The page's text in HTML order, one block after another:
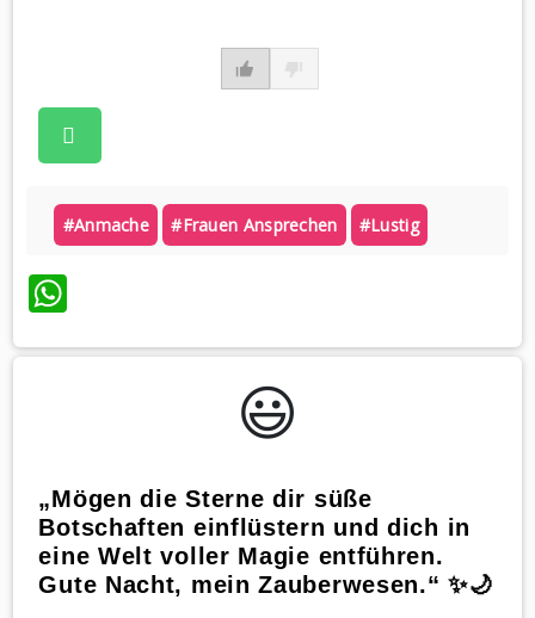
#anmache #frauen Ansprechen #lustig
WhatsApp
😃️
„Mögen die Sterne dir süße
Botschaften einflüstern und dich in
eine Welt voller Magie entführen.
Gute Nacht, mein Zauberwesen.“ ✨🌙